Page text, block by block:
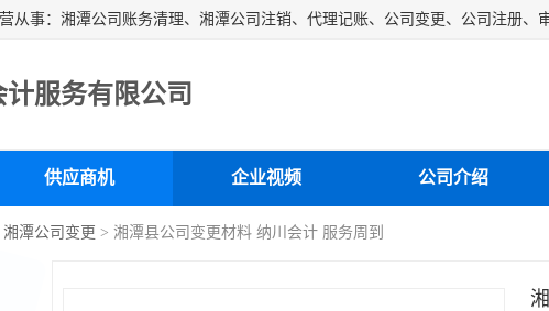
服务有限公司
供应商机 企业视频 公司介绍
湘潭公司变更 > 湘潭县公司变更材料 纳川会计 服务周到